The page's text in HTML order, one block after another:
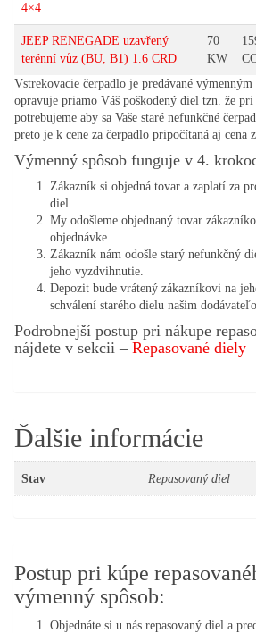
4×4
JEEP RENEGADE uzavřený
terénní vůz (BU, B1) 1.6 CRD
70
KW
Vstrekovacie čerpadlo je predávané výmenným
opravuje priamo Váš poškodený diel tzn. že pri
potrebujeme aby sa Vaše staré nefunkčné
preto je k cene za čerpadlo pripočítaná aj cena
Výmenný spôsob funguje v 4.
Zákazník si objedná tovar a zaplatí za
diel.
My odošleme objednaný tovar
objednávke.
Zákazník nám odošle starý nefunkčný
jeho vyzdvihnutie.
Depozit bude vrátený zákazníkovi na
schválení starého dielu našim
Podrobnejší postup pri nákupe
nájdete v sekcii – Repasované diely
Ďalšie informácie
Stav Repasovaný diel
Postup pri kúpe
výmenný spôsob:
Objednáte si u nás repasovaný diel a